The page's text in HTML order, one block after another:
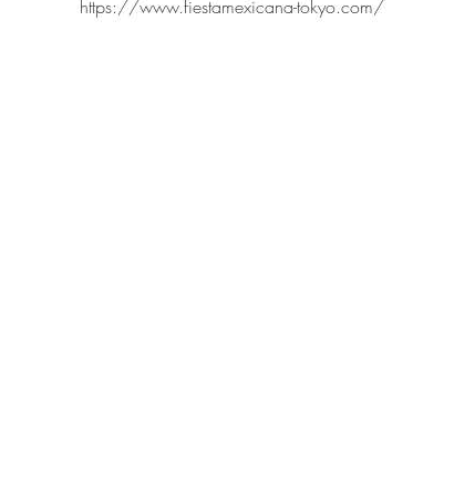
https://www.fiestamexicana-tokyo.com/